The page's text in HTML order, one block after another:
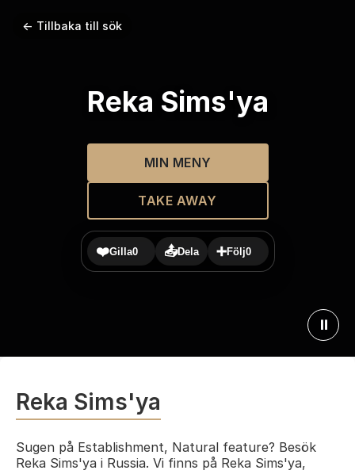
← Tillbaka till sök
Reka Sims'ya
MIN MENY
TAKE AWAY
❤️Gilla0 📤Dela ➕Följ0
⏸
Reka Sims'ya
Sugen på Establishment, Natural feature? Besök
Reka Sims'ya i Russia. Vi finns på Reka Sims'ya,